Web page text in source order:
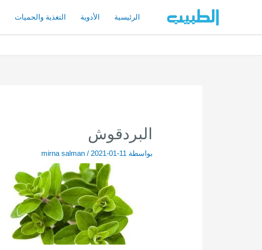
الرئيسية الأدوية التغذية والحميات
البردقوش
بواسطة mirna salman/ 2021-01-11